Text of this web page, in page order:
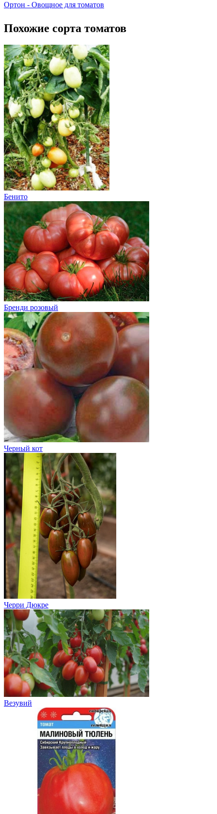
Ортон - Овощное для томатов
Похожие сорта томатов
Бенито
Бренди розовый
Черный кот
Черри Дюкре
Везувий